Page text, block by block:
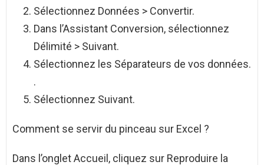
Sélectionnez Données > Convertir.
Dans l’Assistant Conversion, sélectionnez
Délimité > Suivant.
Sélectionnez les Séparateurs de vos données.
.
Sélectionnez Suivant.
Comment se servir du pinceau sur Excel ?
Dans l’onglet Accueil, cliquez sur Reproduire la